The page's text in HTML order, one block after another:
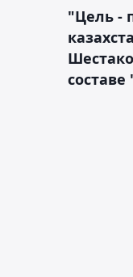
"Цель -